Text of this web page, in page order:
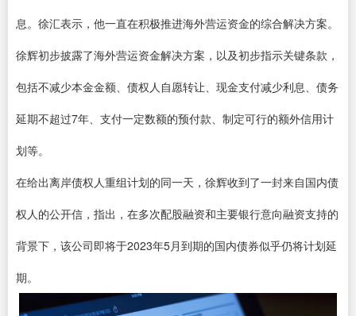
息。徐汇表示，他一直在积极推进海外营运资金的综合解决方案。
徐辉初步披露了海外营运资金解决方案，以及初步指示关键条款，
包括不减少本金金额、债权人自愿转让、现金支付减少利息、债务
延期不超过7年、支付一定数额的预付款、制定可行的额外信用计
划等。
在给出离岸债权人重组计划的同一天，徐辉收到了一封来自国内债
权人的公开信，指出，在多次配股融资和主要银行意向融资支持的
背景下，该公司即将于2023年5月到期的国内债券似乎仍将计划延
期。